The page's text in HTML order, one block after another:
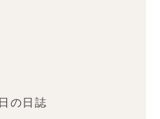
の日誌